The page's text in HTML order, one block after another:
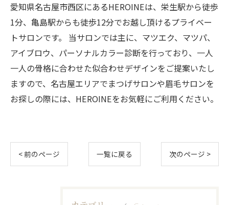
愛知県名古屋市西区にあるHEROINEは、栄生駅から徒歩
1分、亀島駅からも徒歩12分でお越し頂けるプライベー
トサロンです。 当サロンでは主に、マツエク、マツパ、
アイブロウ、パーソナルカラー診断を行っており、一人
一人の骨格に合わせた似合わせデザインをご提案いたし
ますので、名古屋エリアでまつげサロンや眉毛サロンを
お探しの際には、HEROINEをお気軽にご利用ください。
< 前のページ 一覧に戻る 次のページ >